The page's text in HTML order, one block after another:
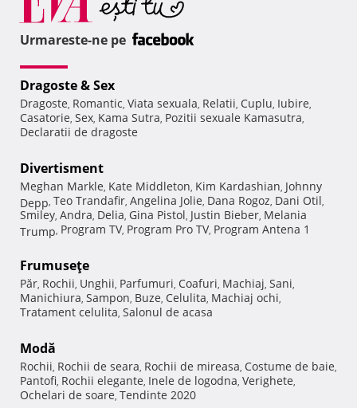
Urmareste-ne pe
Dragoste & Sex
Dragoste, Romantic, Viata sexuala, Relatii, Cuplu, Iubire,
Casatorie, Sex, Kama Sutra, Pozitii sexuale Kamasutra,
Declaratii de dragoste
Divertisment
Meghan Markle, Kate Middleton, Kim Kardashian, Johnny
Depp, Teo Trandafir, Angelina Jolie, Dana Rogoz, Dani Otil,
Smiley, Andra, Delia, Gina Pistol, Justin Bieber, Melania
Trump, Program TV, Program Pro TV, Program Antena 1
Frumuseţe
Păr, Rochii, Unghii, Parfumuri, Coafuri, Machiaj, Sani,
Manichiura, Sampon, Buze, Celulita, Machiaj ochi,
Tratament celulita, Salonul de acasa
Modă
Rochii, Rochii de seara, Rochii de mireasa, Costume de baie,
Pantofi, Rochii elegante, Inele de logodna, Verighete,
Ochelari de soare, Tendinte 2020